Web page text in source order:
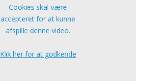
Cookies skal være
accepteret for at kunne
afspille denne video.
Klik her for at godkende